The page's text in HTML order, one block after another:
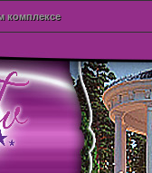
комплексе